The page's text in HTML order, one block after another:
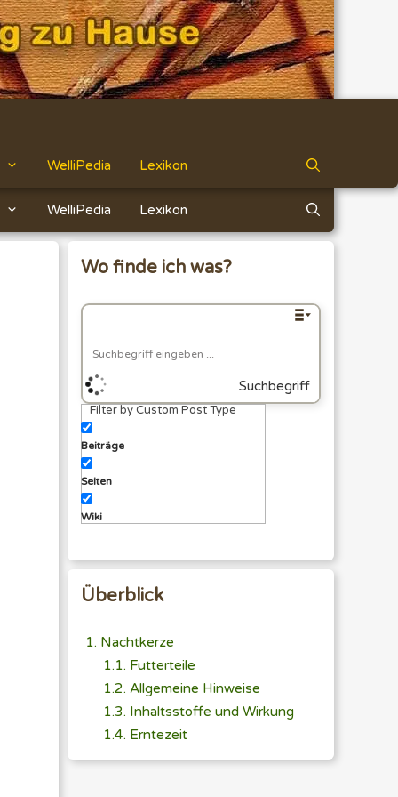
WelliPedia Lexikon
WelliPedia Lexikon
Wo finde ich was?
Suchbegriff
Filter by Custom Post Type
Beiträge
Seiten
Wiki
Überblick
Nachtkerze
Futterteile
Allgemeine Hinweise
Inhaltsstoffe und Wirkung
Erntezeit